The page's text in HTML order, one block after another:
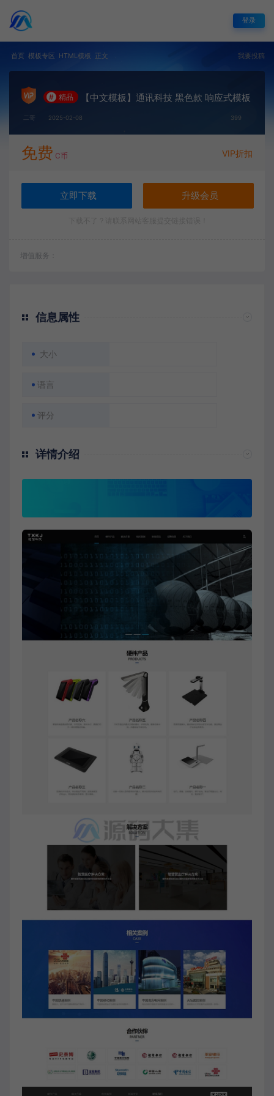
登录
首页 模板专区 HTML模板 正文 我要投稿
# 精品 【中文模板】通讯科技 黑色款 响应式模板
二哥 2025-02-08 399
免费 C币 VIP折扣
立即下载 升级会员
增值服务：
信息属性
大小
语言
评分
详情介绍